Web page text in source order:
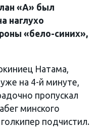
«А» был
наглухо
«бело-синих»,
Натама,
на 4-й минуте,
пропускал
минского
подчистил.